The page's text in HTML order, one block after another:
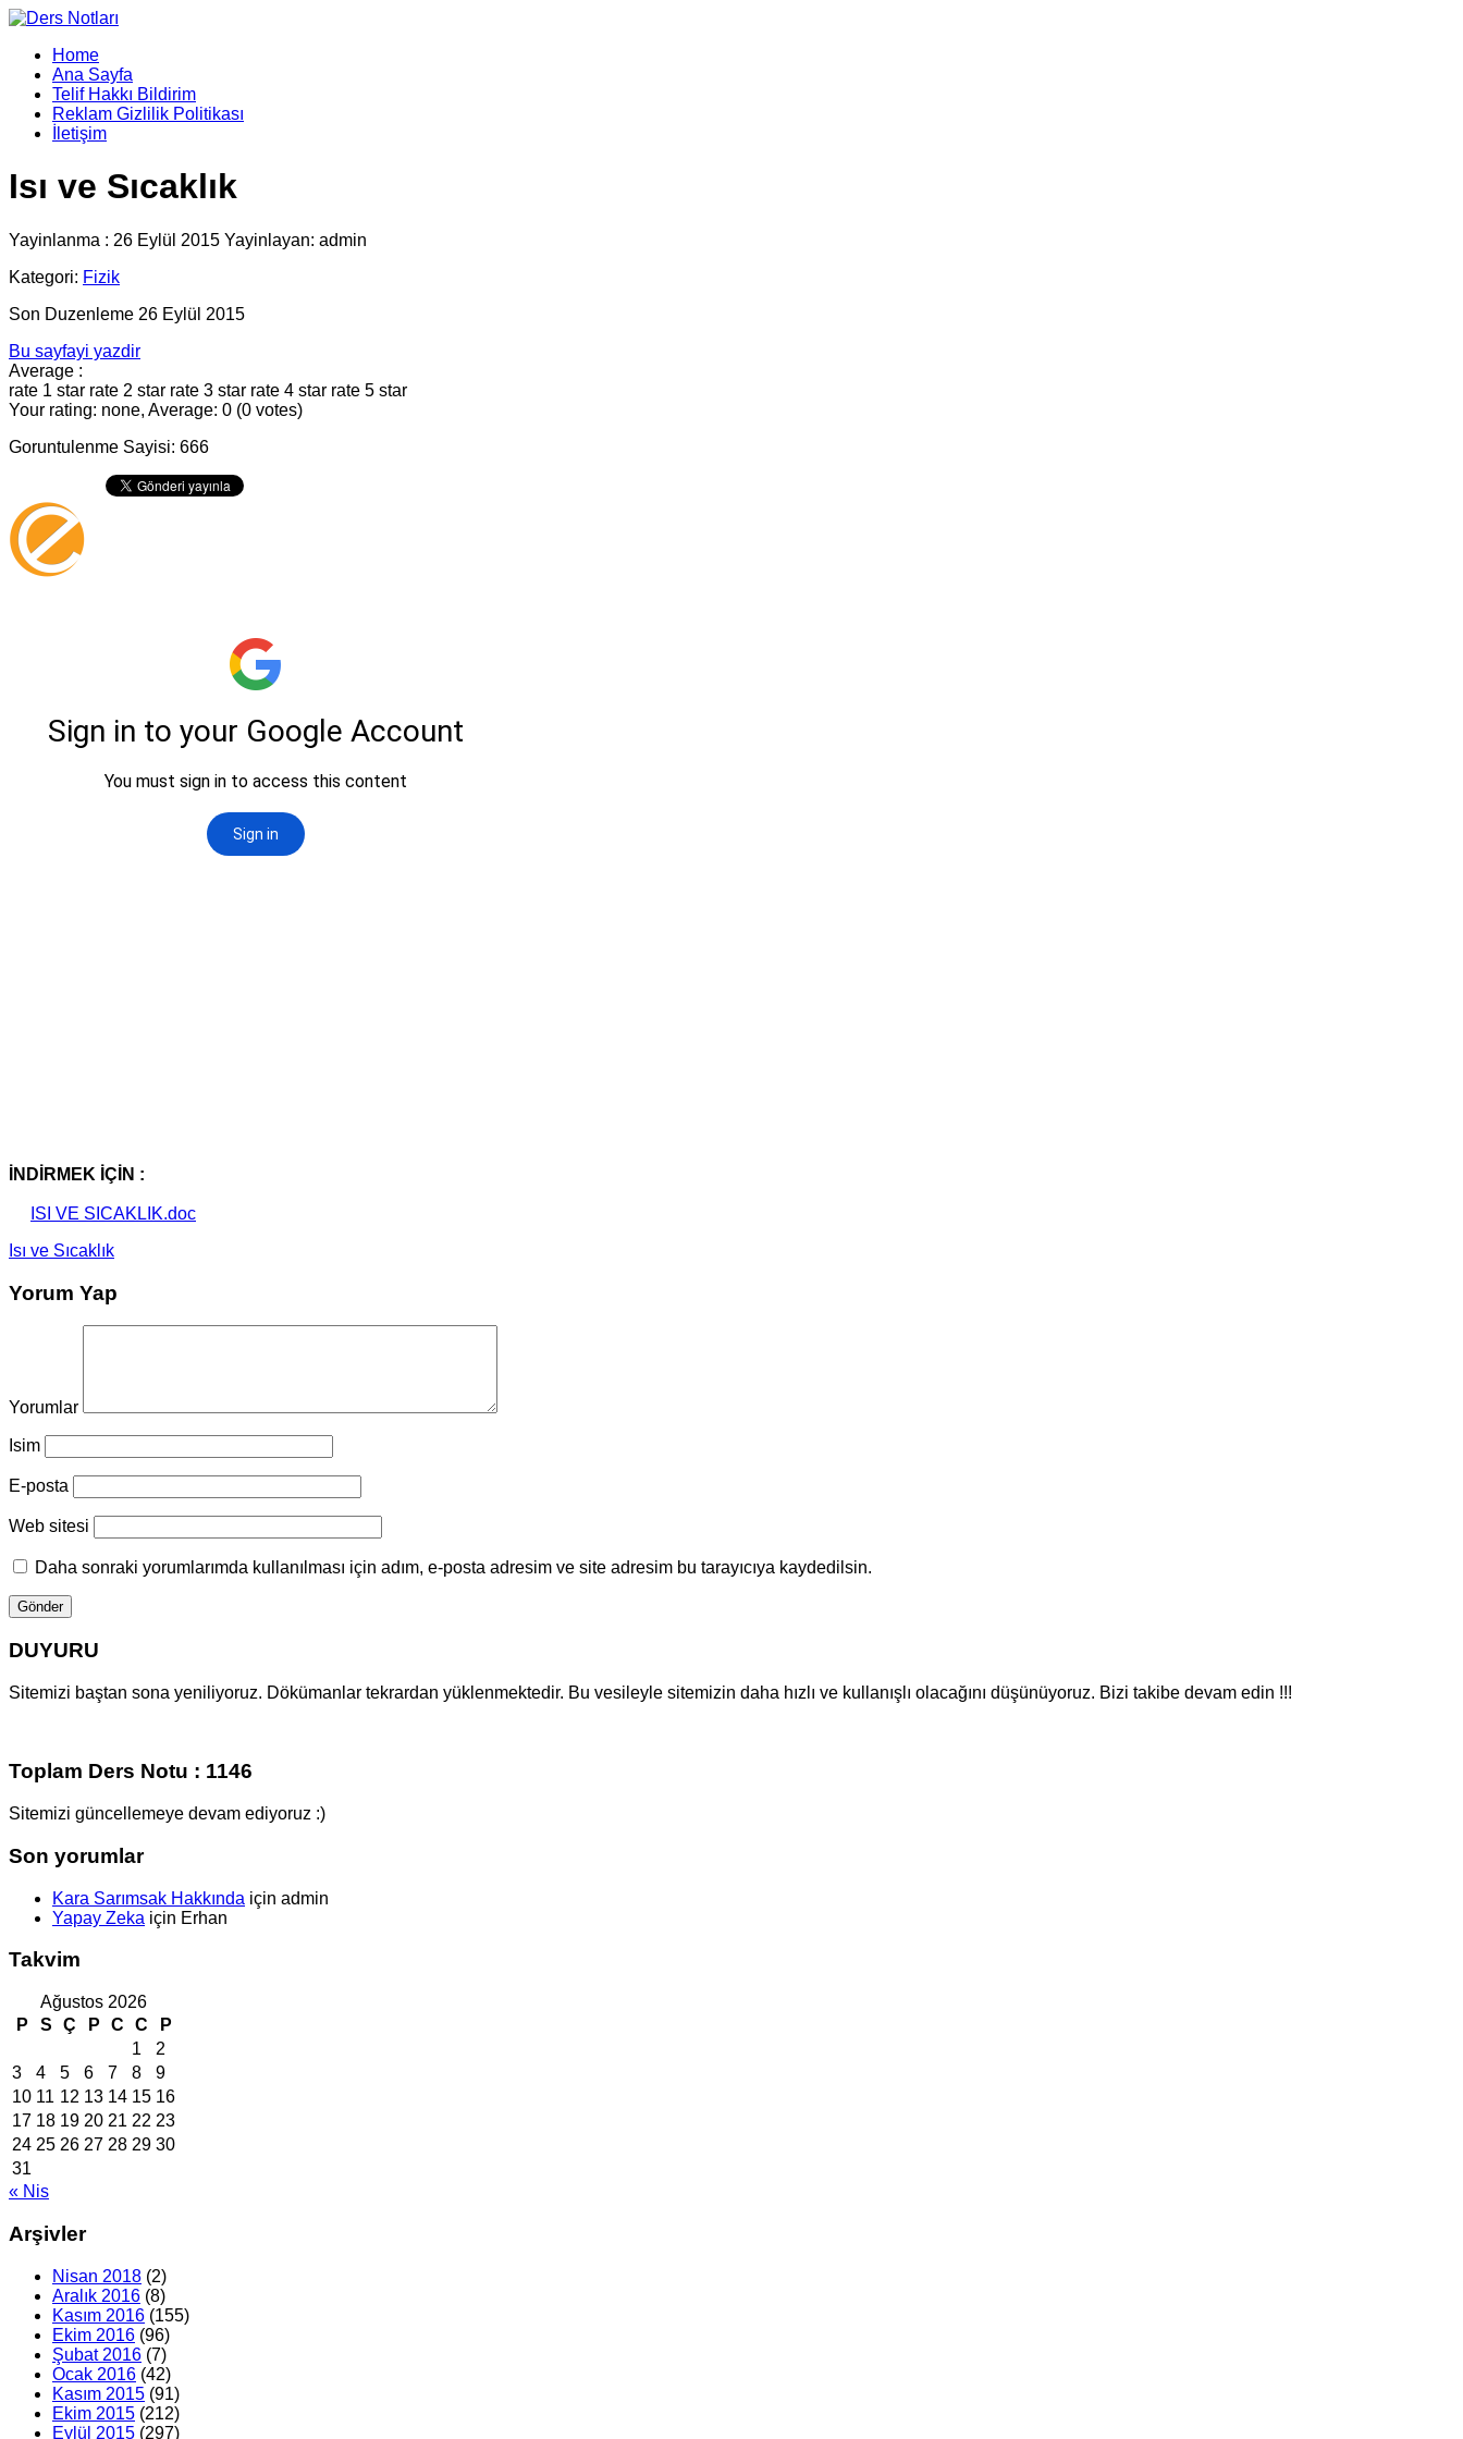
Home
Ana Sayfa
Telif Hakkı Bildirim
Reklam Gizlilik Politikası
İletişim
Isı ve Sıcaklık
Yayinlanma : 26 Eylül 2015 Yayinlayan: admin
Kategori: Fizik
Son Duzenleme 26 Eylül 2015
Bu sayfayi yazdir
Average :
rate 1 star rate 2 star rate 3 star rate 4 star rate 5 star
Your rating: none, Average: 0 (0 votes)
Goruntulenme Sayisi: 666
İNDİRMEK İÇİN :
ISI VE SICAKLIK.doc
Isı ve Sıcaklık
Yorum Yap
Yorumlar
Isim
E-posta
Web sitesi
Daha sonraki yorumlarımda kullanılması için adım, e-posta adresim ve site adresim bu tarayıcıya kaydedilsin.
DUYURU
Sitemizi baştan sona yeniliyoruz. Dökümanlar tekrardan yüklenmektedir. Bu vesileyle sitemizin daha hızlı ve kullanışlı olacağını düşünüyoruz. Bizi takibe devam edin !!!
Toplam Ders Notu : 1146
Sitemizi güncellemeye devam ediyoruz :)
Son yorumlar
Kara Sarımsak Hakkında için admin
Yapay Zeka için Erhan
Takvim
Ağustos 2026
P
S Ç P C C
P
1
2
3
4 5 6 7 8
9
10 11 12 13 14 15 16
17 18 19 20 21 22 23
24 25 26 27 28 29 30
31
« Nis
Arşivler
Nisan 2018 (2)
Aralık 2016 (8)
Kasım 2016 (155)
Ekim 2016 (96)
Şubat 2016 (7)
Ocak 2016 (42)
Kasım 2015 (91)
Ekim 2015 (212)
Eylül 2015 (297)